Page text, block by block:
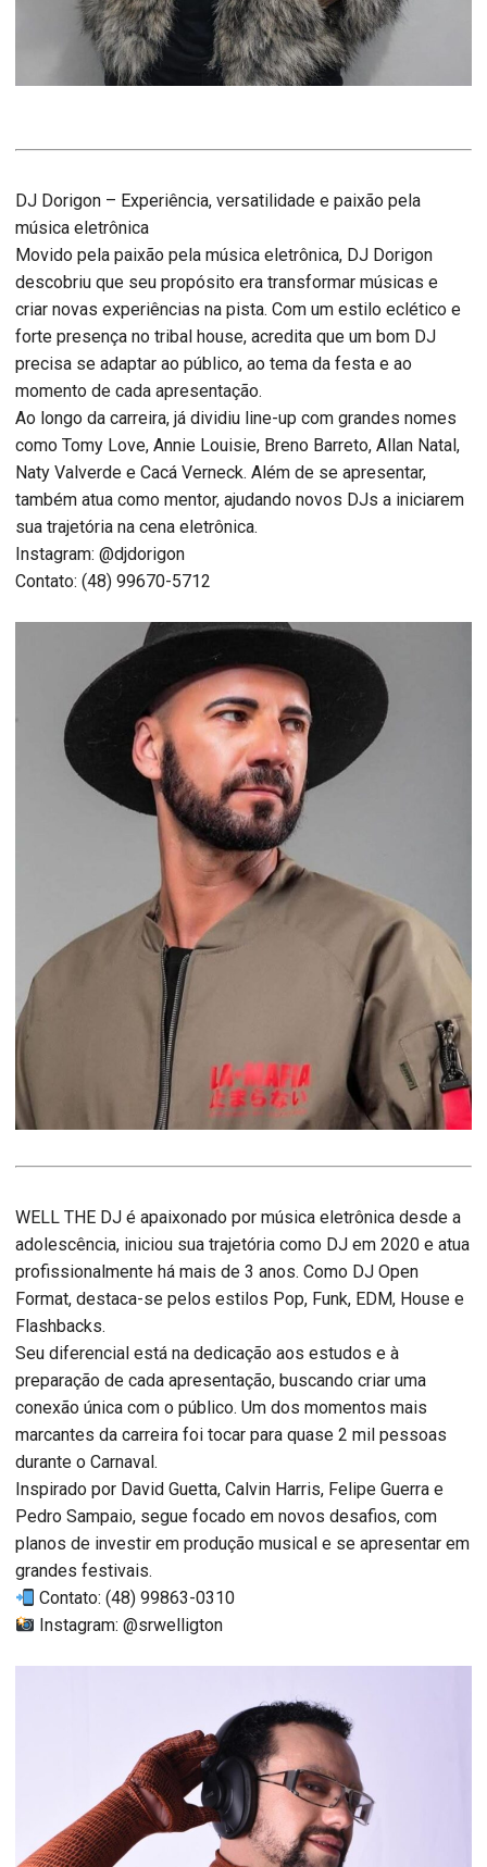
DJ Dorigon – Experiência, versatilidade e paixão pela
música eletrônica
Movido pela paixão pela música eletrônica, DJ Dorigon
descobriu que seu propósito era transformar músicas e
criar novas experiências na pista. Com um estilo eclético e
forte presença no tribal house, acredita que um bom DJ
precisa se adaptar ao público, ao tema da festa e ao
momento de cada apresentação.
Ao longo da carreira, já dividiu line-up com grandes nomes
como Tomy Love, Annie Louisie, Breno Barreto, Allan Natal,
Naty Valverde e Cacá Verneck. Além de se apresentar,
também atua como mentor, ajudando novos DJs a iniciarem
sua trajetória na cena eletrônica.
Instagram: @djdorigon
Contato: (48) 99670-5712
WELL THE DJ é apaixonado por música eletrônica desde a
adolescência, iniciou sua trajetória como DJ em 2020 e atua
profissionalmente há mais de 3 anos. Como DJ Open
Format, destaca-se pelos estilos Pop, Funk, EDM, House e
Flashbacks.
Seu diferencial está na dedicação aos estudos e à
preparação de cada apresentação, buscando criar uma
conexão única com o público. Um dos momentos mais
marcantes da carreira foi tocar para quase 2 mil pessoas
durante o Carnaval.
Inspirado por David Guetta, Calvin Harris, Felipe Guerra e
Pedro Sampaio, segue focado em novos desafios, com
planos de investir em produção musical e se apresentar em
grandes festivais.
Contato: (48) 99863-0310
Instagram: @srwelligton